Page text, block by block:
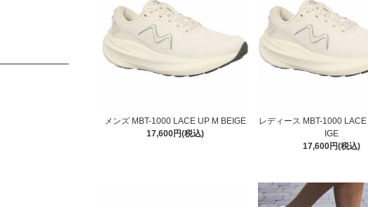
メンズ MBT-1000 LACE UP M BEIGE
17,600円(税込)
レディース MBT-1000
IGE
17,600円(税込)